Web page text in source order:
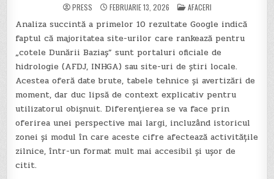
PRESS FEBRUARIE 13, 2026 POSTED
IN
AFACERI
Analiza succintă a primelor 10 rezultate Google indică
faptul că majoritatea site-urilor care rankează pentru
„cotele Dunării Baziaș” sunt portaluri oficiale de
hidrologie (AFDJ, INHGA) sau site-uri de știri locale.
Acestea oferă date brute, tabele tehnice și avertizări de
moment, dar duc lipsă de context explicativ pentru
utilizatorul obișnuit. Diferențierea se va face prin
oferirea unei perspective mai largi, incluzând istoricul
zonei și modul în care aceste cifre afectează activitățile
zilnice, într-un format mult mai accesibil și ușor de
citit.